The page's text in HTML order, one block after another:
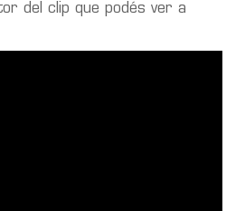
del clip que podés ver a